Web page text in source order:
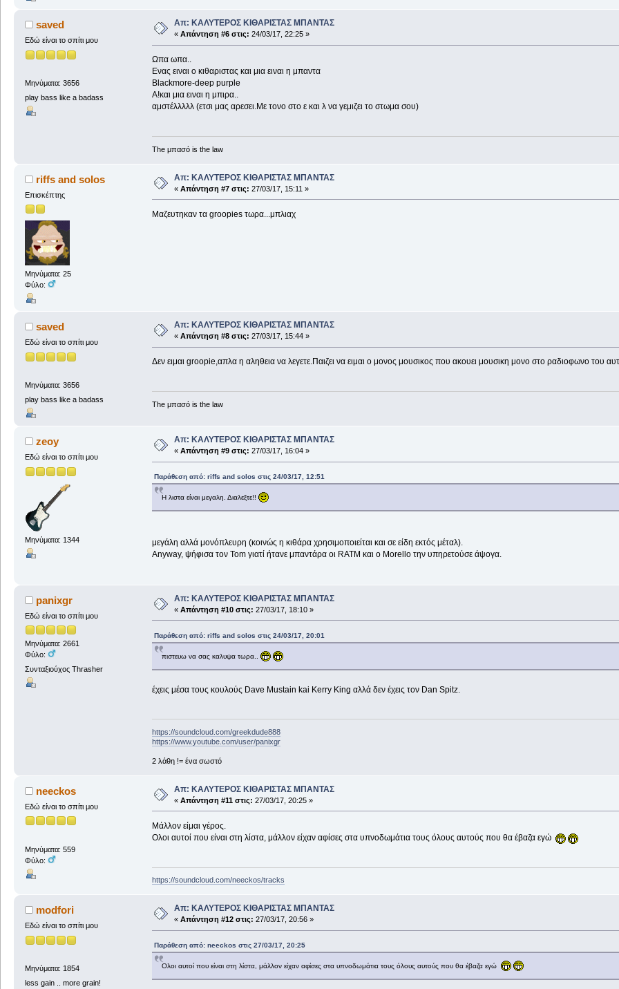
saved
Εδώ είναι το σπίτι μου
Μηνύματα: 3656
play bass like a badass
Απ: ΚΑΛΥΤΕΡΟΣ ΚΙΘΑΡΙΣΤΑΣ ΜΠΑΝΤΑΣ
« Απάντηση #6 στις: 24/03/17, 22:25 »
Ωπα ωπα..
Ενας ειναι ο κιθαριστας και μια ειναι η μπαντα
Blackmore-deep purple
Α!και μια ειναι η μπιρα..
αμστέλλλλλ (ετσι μας αρεσει.Με τονο στο ε και λ να γεμιζει το στωμα σου)
The μπασό is the law
riffs and solos
Επισκέπτης
Μηνύματα: 25
Φύλο:
Απ: ΚΑΛΥΤΕΡΟΣ ΚΙΘΑΡΙΣΤΑΣ ΜΠΑΝΤΑΣ
« Απάντηση #7 στις: 27/03/17, 15:11 »
Μαζευτηκαν τα groopies τωρα...μπλιαχ
saved
Εδώ είναι το σπίτι μου
Μηνύματα: 3656
play bass like a badass
Απ: ΚΑΛΥΤΕΡΟΣ ΚΙΘΑΡΙΣΤΑΣ ΜΠΑΝΤΑΣ
« Απάντηση #8 στις: 27/03/17, 15:44 »
Δεν ειμαι groopie,απλα η αληθεια να λεγετε.Παιζει να ειμαι ο μονος μουσικος που ακουει μουσικη μονο στο ραδιοφωνο του
The μπασό is the law
zeoy
Εδώ είναι το σπίτι μου
Μηνύματα: 1344
Απ: ΚΑΛΥΤΕΡΟΣ ΚΙΘΑΡΙΣΤΑΣ ΜΠΑΝΤΑΣ
« Απάντηση #9 στις: 27/03/17, 16:04 »
Παράθεση από: riffs and solos στις 24/03/17, 12:51
Η λιστα είναι μεγαλη. Διαλεξτε!!
μεγάλη αλλά μονόπλευρη (κοινώς η κιθάρα χρησιμοποιείται και σε είδη εκτός μέταλ).
Anyway, ψήφισα τον Tom γιατί ήτανε μπαντάρα οι RATM και ο Morello την υπηρετούσε άψογα.
panixgr
Εδώ είναι το σπίτι μου
Μηνύματα: 2661
Φύλο:
Συνταξιούχος Thrasher
Απ: ΚΑΛΥΤΕΡΟΣ ΚΙΘΑΡΙΣΤΑΣ ΜΠΑΝΤΑΣ
« Απάντηση #10 στις: 27/03/17, 18:10 »
Παράθεση από: riffs and solos στις 24/03/17, 20:01
πιστευω να σας καλυψα τωρα..
έχεις μέσα τους κουλούς Dave Mustain kai Kerry King αλλά δεν έχεις τον Dan Spitz.
https://soundcloud.com/greekdude888
https://www.youtube.com/user/panixgr
2 λάθη != ένα σωστό
neeckos
Εδώ είναι το σπίτι μου
Μηνύματα: 559
Φύλο:
Απ: ΚΑΛΥΤΕΡΟΣ ΚΙΘΑΡΙΣΤΑΣ ΜΠΑΝΤΑΣ
« Απάντηση #11 στις: 27/03/17, 20:25 »
Μάλλον είμαι γέρος.
Ολοι αυτοί που είναι στη λίστα, μάλλον είχαν αφίσες στα υπνοδωμάτια τους όλους αυτούς που θα έβαζα εγώ
https://soundcloud.com/neeckos/tracks
modfori
Εδώ είναι το σπίτι μου
Μηνύματα: 1854
less gain .. more grain!
Απ: ΚΑΛΥΤΕΡΟΣ ΚΙΘΑΡΙΣΤΑΣ ΜΠΑΝΤΑΣ
« Απάντηση #12 στις: 27/03/17, 20:56 »
Παράθεση από: neeckos στις 27/03/17, 20:25
Ολοι αυτοί που είναι στη λίστα, μάλλον είχαν αφίσες στα υπνοδωμάτια τους όλους αυτούς που θα έβαζα εγώ